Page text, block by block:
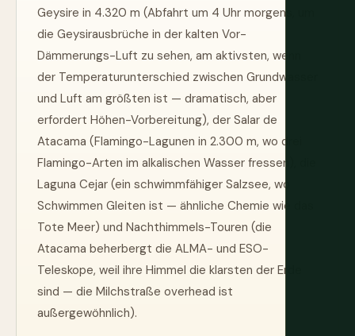
Geysire in 4.320 m (Abfahrt um 4 Uhr morgens, um
die Geysirausbrüche in der kalten Vor-
Dämmerungs-Luft zu sehen, am aktivsten, wenn
der Temperaturunterschied zwischen Grundwasser
und Luft am größten ist — dramatisch, aber
erfordert Höhen-Vorbereitung), der Salar de
Atacama (Flamingo-Lagunen in 2.300 m, wo drei
Flamingo-Arten im alkalischen Wasser fressen), die
Laguna Cejar (ein schwimmfähiger Salzsee, wo
Schwimmen Gleiten ist — ähnliche Chemie wie das
Tote Meer) und Nachthimmels-Touren (die
Atacama beherbergt die ALMA- und ESO-
Teleskope, weil ihre Himmel die klarsten der Erde
sind — die Milchstraße overhead ist
außergewöhnlich).